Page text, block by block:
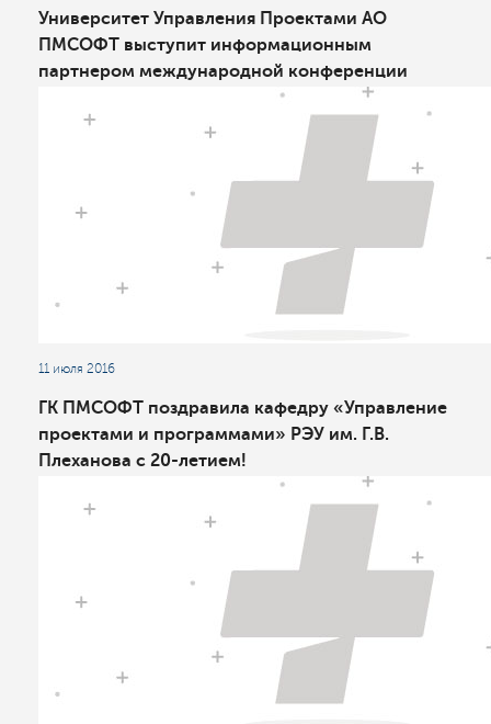
Университет Управления Проектами АО
ПМСОФТ выступит информационным
партнером международной конференции
«Комплексный инжиниринг в нефтедобыче:
опыт, инновации, развитие»
11 июля 2016
ГК ПМСОФТ поздравила кафедру «Управление
проектами и программами» РЭУ им. Г.В.
Плеханова с 20-летием!